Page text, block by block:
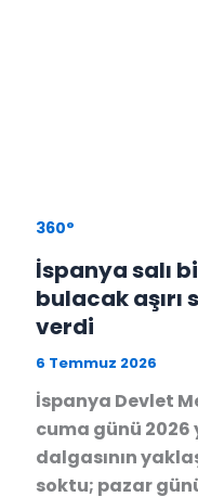
360°
İspanya salı
bulacak aşırı
verdi
6 Temmuz 2026
İspanya Devlet
cuma günü 2026
dalgasının
soktu; pazar